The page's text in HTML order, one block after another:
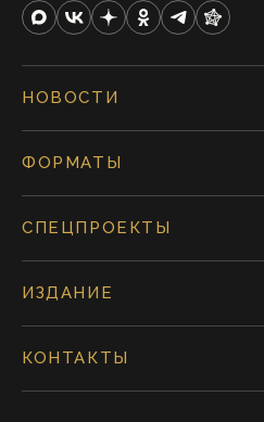
НОВОСТИ
ФОРМАТЫ
СПЕЦПРОЕКТЫ
ИЗДАНИЕ
КОНТАКТЫ